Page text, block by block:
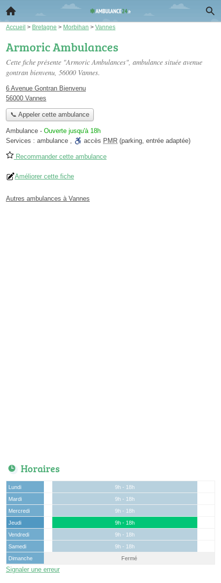
Accueil > Bretagne > Morbihan > Vannes
Armoric Ambulances
Cette fiche présente "Armoric Ambulances", ambulance située avenue
gontran bienvenu, 56000 Vannes.
6 Avenue Gontran Bienvenu
56000 Vannes
📞 Appeler cette ambulance
Ambulance - Ouverte jusqu'à 18h
Services : ambulance , accès PMR (parking, entrée adaptée)
Recommander cette ambulance
Améliorer cette fiche
Autres ambulances à Vannes
Horaires
Lundi
9h - 18h
Mardi
9h - 18h
Mercredi
9h - 18h
Jeudi
9h - 18h
Vendredi
9h - 18h
Samedi
9h - 18h
Dimanche
Fermé
Signaler une erreur